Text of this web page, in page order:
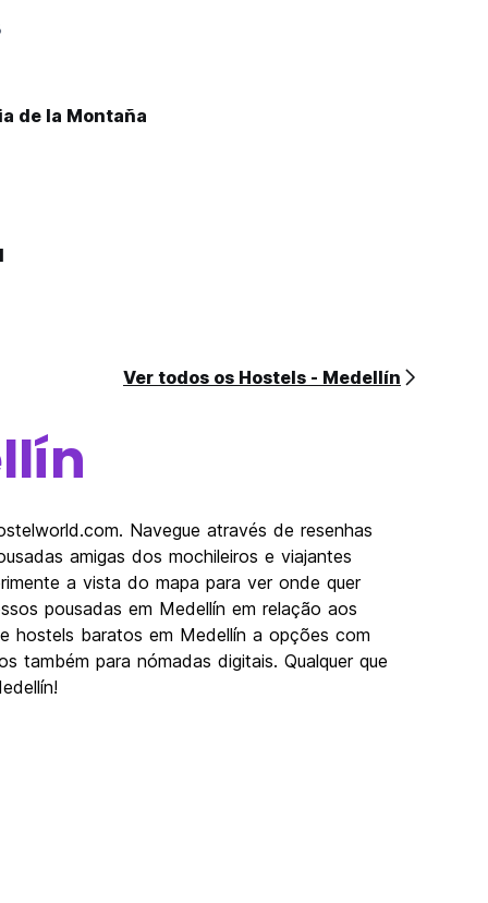
de la Montaña
Ver todos os Hostels - Medellín
Navegue através de resenhas
amigas dos mochileiros e viajantes
a vista do mapa para ver onde quer
pousadas em Medellín em relação aos
hostels baratos em Medellín a opções com
também para nómadas digitais. Qualquer que